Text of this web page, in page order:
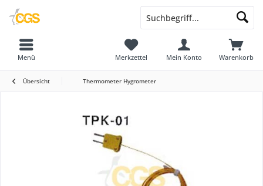
Warenkorb
Merkzettel Mein Konto
Menü
Übersicht Thermometer Hygrometer